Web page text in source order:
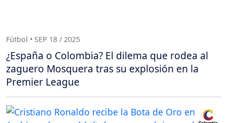
Fútbol • SEP 18 / 2025
¿España o Colombia? El dilema que rodea al
zaguero Mosquera tras su explosión en la
Premier League